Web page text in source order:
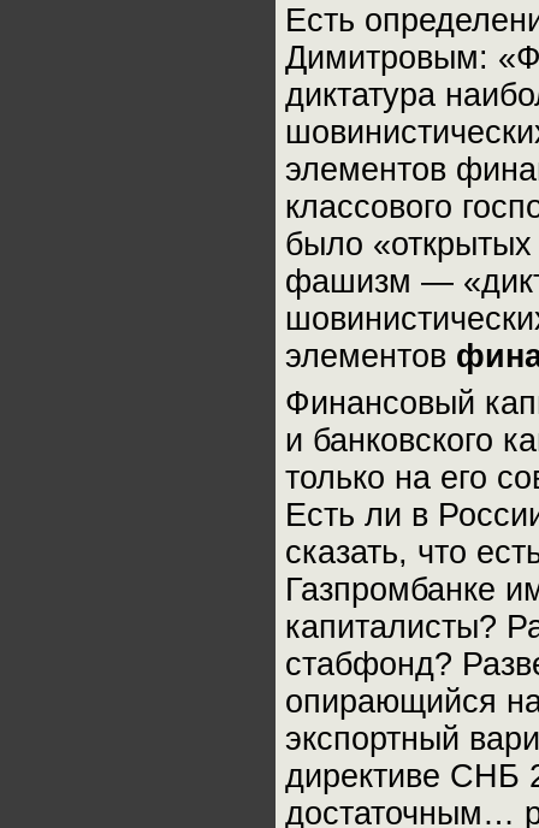
Есть
Димитровым:
диктатура
элементов
классового
было
фашизм —
элементов
Финансовый
и банковского
только на его
Есть ли в
сказать, что
Газпромбанке
капиталисты?
стабфонд?
опирающийся
экспортный
директиве СНБ
достаточным…